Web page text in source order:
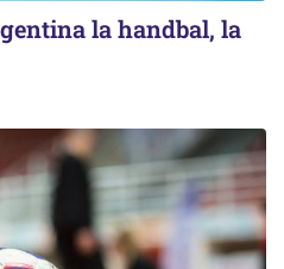
la handbal, la